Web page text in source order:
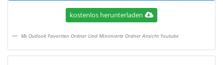
kostenlos herunterladen
Ms Outlook Favoriten Ordner Und Minimierte Ordner Ansicht Youtube